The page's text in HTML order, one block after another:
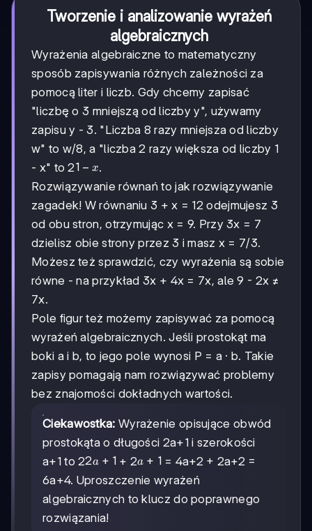
Tworzenie i analizowanie wyrażeń
algebraicznych
Wyrażenia algebraiczne to matematyczny
sposób zapisywania różnych zależności za
pomocą liter i liczb. Gdy chcemy zapisać
"liczbę o 3 mniejszą od liczby y", używamy
zapisu y - 3. "Liczba 8 razy mniejsza od liczby
w" to w/8, a "liczba 2 razy większa od liczby 1
- x" to 21
-
x
1 − x.
Rozwiązywanie równań to jak rozwiązywanie
zagadek! W równaniu 3 + x = 12 odejmujesz 3
od obu stron, otrzymując x = 9. Przy 3x = 7
dzielisz obie strony przez 3 i masz x = 7/3.
Możesz też sprawdzić, czy wyrażenia są sobie
równe - na przykład 3x + 4x = 7x, ale 9 - 2x ≠
7x.
Pole figur też możemy zapisywać za pomocą
wyrażeń algebraicznych. Jeśli prostokąt ma
boki a i b, to jego pole wynosi P = a · b. Takie
zapisy pomagają nam rozwiązywać problemy
bez znajomości dokładnych wartości.
Ciekawostka: Wyrażenie opisujące obwód
prostokąta o długości 2a+1 i szerokości
a+1 to 22a+1
2a + 1 + 2a+1
a + 1= 4a+2 + 2a+2 =
6a+4. Uproszczenie wyrażeń
algebraicznych to klucz do poprawnego
rozwiązania!